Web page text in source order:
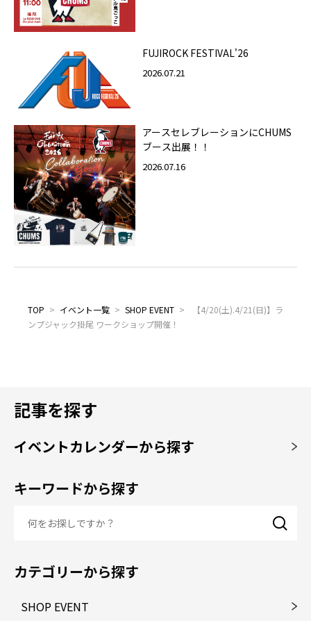
FUJIROCK FESTIVAL'26
2026.07.21
アースセレブレーションにCHUMS
ブース出展！！
2026.07.16
TOP > イベント一覧 > SHOP EVENT >
【4/20(土).4/21(日)】ラ
ンプジャック掛尾 ワークショップ開催！
記事を探す
イベントカレンダーから探す
キーワードから探す
カテゴリーから探す
SHOP EVENT